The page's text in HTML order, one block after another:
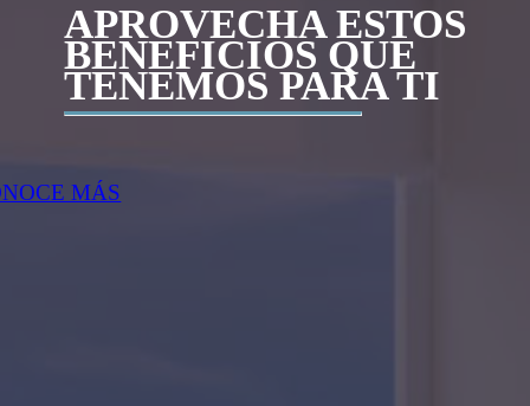
APROVECHA ESTOS
BENEFICIOS QUE
TENEMOS PARA TI
MÁS